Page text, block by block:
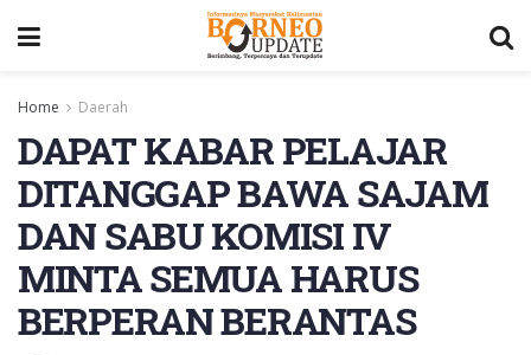
Home Daerah
DAPAT KABAR PELAJAR
DITANGGAP BAWA SAJAM
DAN SABU KOMISI IV
MINTA SEMUA HARUS
BERPERAN BERANTAS